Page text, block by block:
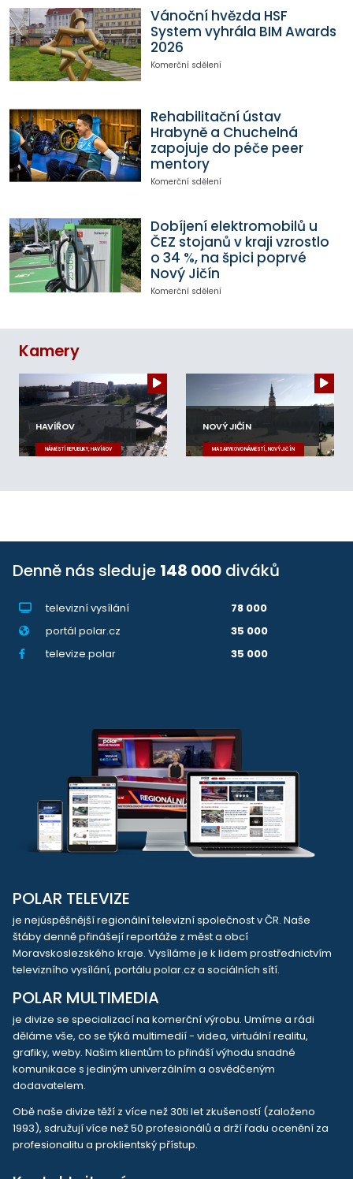
Vánoční hvězda HSF
System vyhrála BIM Awards
2026
Komerční sdělení
Rehabilitační ústav
Hrabyně a Chuchelná
zapojuje do péče peer
mentory
Komerční sdělení
Dobíjení elektromobilů u
ČEZ stojanů v kraji vzrostlo
o 34 %, na špici poprvé
Nový Jičín
Komerční sdělení
Kamery
HAVÍŘOV
NÁMĚSTÍ REPUBLIKY, HAVÍŘOV
NOVÝ JIČÍN
MASARYKOVO NÁMĚSTÍ, NOVÝ JIČÍN
Denně nás sleduje 148 000 diváků
televizní vysílání
78 000
portál polar.cz
35 000
televize.polar
35 000
POLAR TELEVIZE
je nejúspěšnější regionální televizní společnost v ČR. Naše
štáby denně přinášejí reportáže z měst a obcí
Moravskoslezského kraje. Vysíláme je k lidem prostřednictvím
televizního vysílání, portálu polar.cz a sociálních sítí.
POLAR MULTIMEDIA
je divize se specializací na komerční výrobu. Umíme a rádi
děláme vše, co se týká multimedií - videa, virtuální realitu,
grafiky, weby. Našim klientům to přináší výhodu snadné
komunikace s jediným univerzálním a osvědčeným
dodavatelem.
Obě naše divize těží z více než 30ti let zkušeností (založeno
1993), sdružují více než 50 profesionálů a drží řadu ocenění za
profesionalitu a proklientský přístup.